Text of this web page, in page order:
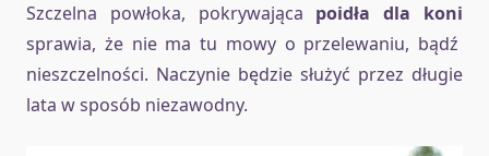
Szczelna powłoka, pokrywająca poidła dla koni
sprawia, że nie ma tu mowy o przelewaniu, bądź
nieszczelności. Naczynie będzie służyć przez długie
lata w sposób niezawodny.